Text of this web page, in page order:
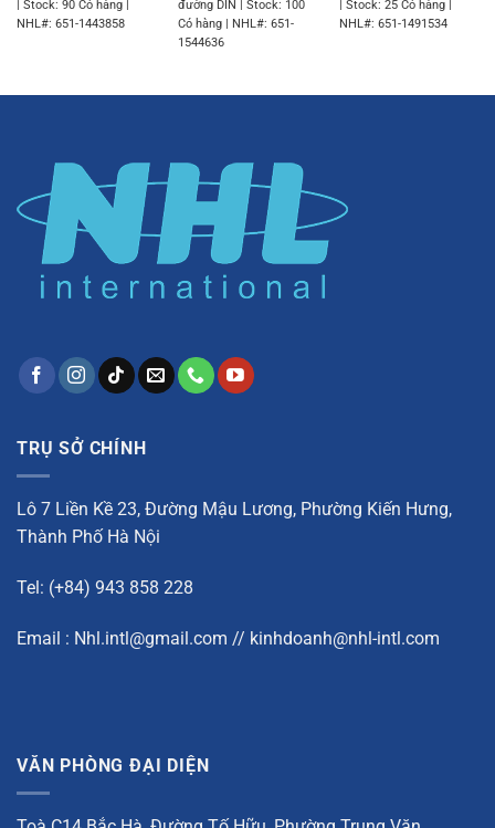
| Stock: 90 Có hàng |
NHL#: 651-1443858
đường DIN | Stock: 100
Có hàng | NHL#: 651-
1544636
| Stock: 25 Có hàng |
NHL#: 651-1491534
TRỤ SỞ CHÍNH
Lô 7 Liền Kề 23, Đường Mậu Lương, Phường Kiến Hưng,
Thành Phố Hà Nội
Tel: (+84) 943 858 228
Email : Nhl.intl@gmail.com // kinhdoanh@nhl-intl.com
VĂN PHÒNG ĐẠI DIỆN